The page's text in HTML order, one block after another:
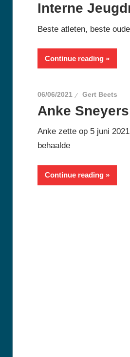
Interne
Beste atleten, beste
Continue reading
06/06/2021 Gert Beets
Anke
Anke zette op 5 juni
behaalde
Continue reading